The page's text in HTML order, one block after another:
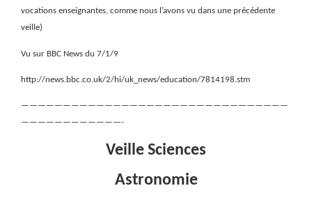
vocations enseignantes, comme nous l’avons vu dans une précédente
veille)
Vu sur BBC News du 7/1/9
http://news.bbc.co.uk/2/hi/uk_news/education/7814198.stm
————————————————————————————————
————————————-
Veille Sciences
Astronomie